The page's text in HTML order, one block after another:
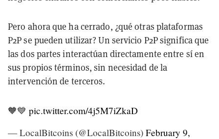
Pero ahora que ha cerrado, ¿qué otras plataformas
P2P se pueden utilizar? Un servicio P2P significa que
las dos partes interactúan directamente entre sí en
sus propios términos, sin necesidad de la
intervención de terceros.
🧡💙 pic.twitter.com/4j5M7iZkaD
— LocalBitcoins (@LocalBitcoins) February 9,